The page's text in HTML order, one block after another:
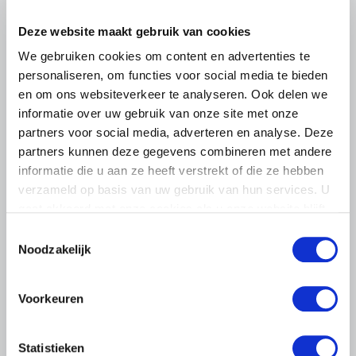
Deze website maakt gebruik van cookies
We gebruiken cookies om content en advertenties te
personaliseren, om functies voor social media te bieden
en om ons websiteverkeer te analyseren. Ook delen we
informatie over uw gebruik van onze site met onze
partners voor social media, adverteren en analyse. Deze
partners kunnen deze gegevens combineren met andere
informatie die u aan ze heeft verstrekt of die ze hebben
verzameld op basis van uw gebruik van hun services. U
Noodzakelijk
Voorkeuren
Statistieken
Lees meer
LTO LOBBY